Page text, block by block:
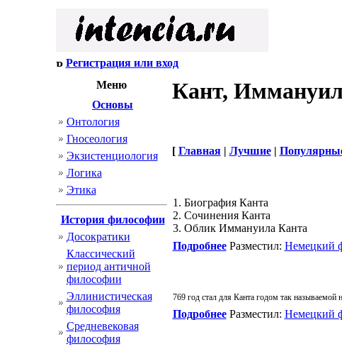
Регистрация или вход
Меню
Основы
Онтология
Гносеология
Экзистенциология
Логика
Этика
История философии
Досократики
Классический
период античной
философии
Эллинистическая
философия
Cредневековая
философия
Кант,
[ Главная| Лучшие|
1. Биография Канта
2. Сочинения Канта
3. Облик Иммануила Канта
ПодробнееРазместил: Немецкий
769 год стал для Канта годом так
ПодробнееРазместил: Немецкий